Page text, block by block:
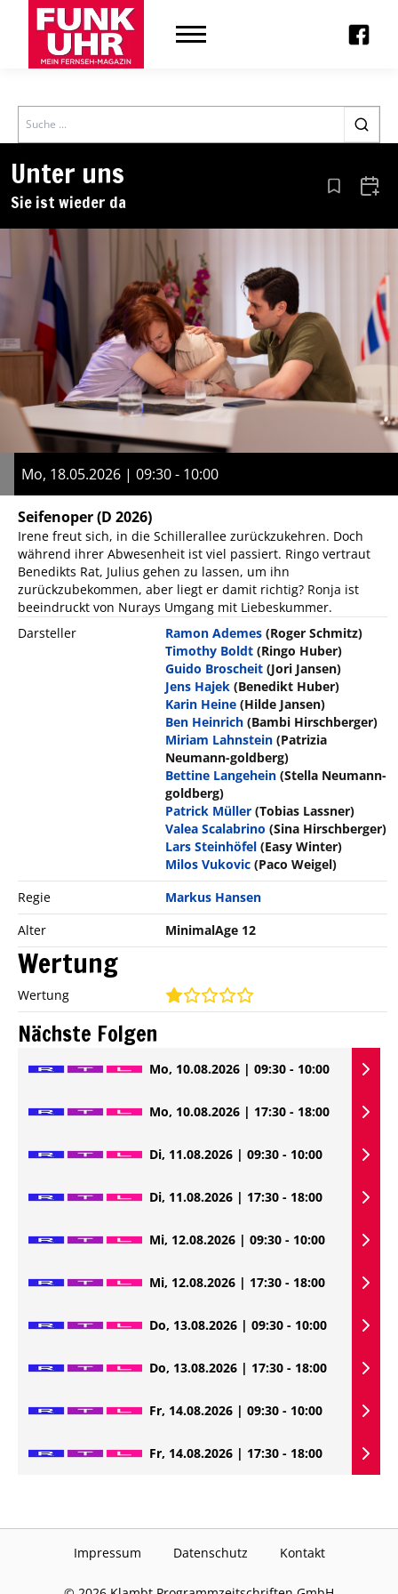
Search
Unter uns
Sie ist wieder da Aus den
Mo, 18.05.2026 | 09:30 - 10:00
Seifenoper(D 2026)
Irene freut sich, in die Schillerallee zurückzukehren. Doch
während ihrer Abwesenheit ist viel passiert. Ringo vertraut
Benedikts Rat, Julius gehen zu lassen, um ihn
zurückzubekommen, aber liegt er damit richtig? Ronja ist
beeindruckt von Nurays Umgang mit Liebeskummer.
Darsteller
Ramon Ademes (Roger Schmitz)
Timothy Boldt (Ringo Huber)
Guido Broscheit (Jori Jansen)
Jens Hajek (Benedikt Huber)
Karin Heine (Hilde Jansen)
Ben Heinrich (Bambi Hirschberger)
Miriam Lahnstein (Patrizia
Neumann-goldberg)
Bettine Langehein (Stella Neumann-
goldberg)
Patrick Müller (Tobias Lassner)
Valea Scalabrino (Sina Hirschberger)
Lars Steinhöfel (Easy Winter)
Milos Vukovic (Paco Weigel)
Regie
Markus Hansen
Alter
MinimalAge 12
Wertung
Wertung
Nächste Folgen
Mo, 10.08.2026 | 09:30 - 10:00
Mo, 10.08.2026 | 17:30 - 18:00
Di, 11.08.2026 | 09:30 - 10:00
Di, 11.08.2026 | 17:30 - 18:00
Mi, 12.08.2026 | 09:30 - 10:00
Mi, 12.08.2026 | 17:30 - 18:00
Do, 13.08.2026 | 09:30 - 10:00
Do, 13.08.2026 | 17:30 - 18:00
Fr, 14.08.2026 | 09:30 - 10:00
Fr, 14.08.2026 | 17:30 - 18:00
Impressum Datenschutz Kontakt